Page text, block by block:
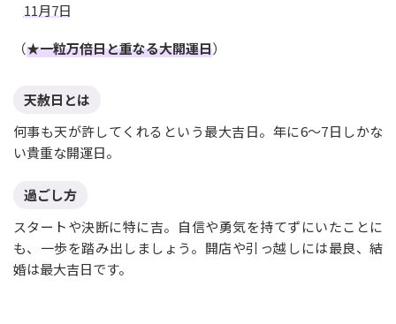
11月7日
（★一粒万倍日と重なる大開運日）
天赦日とは
何事も天が許してくれるという最大吉日。年に6〜7日しかな
い貴重な開運日。
過ごし方
スタートや決断に特に吉。自信や勇気を持てずにいたことに
も、一歩を踏み出しましょう。開店や引っ越しには最良、結
婚は最大吉日です。